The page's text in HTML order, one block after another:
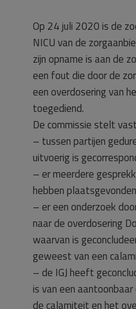
Op 24 juli 2020 is de
NICU van de
zijn opname is aan de
een fout die door de
een overdosering van
toegediend.
De commissie stelt
– tussen partijen
uitvoerig is
– er meerdere
hebben
– er een onderzoek
naar de overdosering
waarvan is
geweest van een
– de IGJ heeft
is van een
de calamiteit en het